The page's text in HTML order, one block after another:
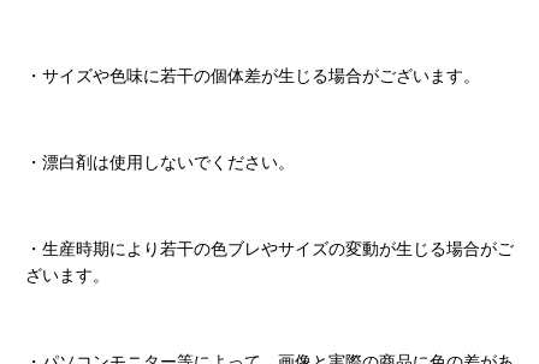
・サイズや色味に若干の個体差が生じる場合がございます。
・漂白剤は使用しないでください。
・生産時期により若干の色ブレやサイズの変動が生じる場合がご
ざいます。